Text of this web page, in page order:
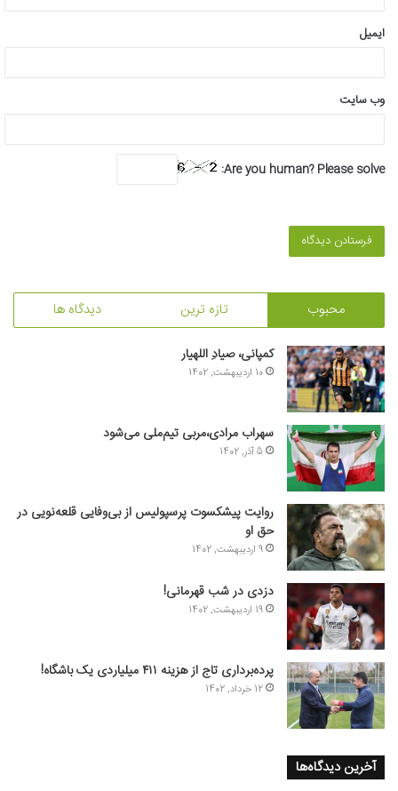
ایمیل
وب‌ سایت
Are you human? Please solve:
محبوب تازه ترین دیدگاه ها
کمپانی، صیادِ اللهیار
10 اردیبهشت, 1402
سهراب مرادی،مربی تیم‌ملی می‌شود
5 آذر, 1402
روایت پیشکسوت پرسپولیس از بی‌وفایی قلعه‌نویی در
حق او
9 اردیبهشت, 1402
دزدی در شب قهرمانی!
19 اردیبهشت, 1402
پرده‌برداری تاج از هزینه ۴۱۱ میلیاردی یک باشگاه!
12 خرداد, 1402
آخرین دیدگاه‌ها